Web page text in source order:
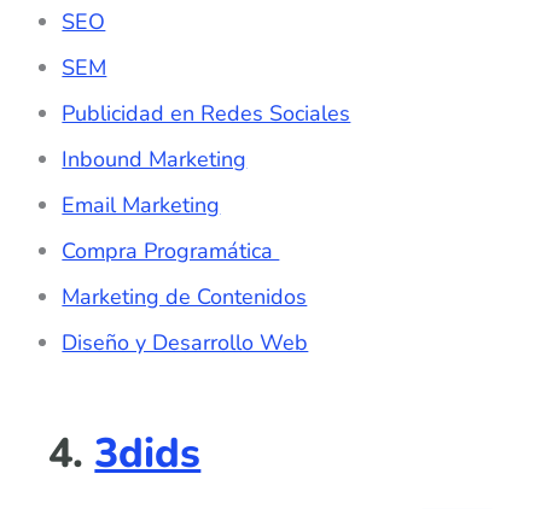
SEO
SEM
Publicidad en Redes Sociales
Inbound Marketing
Email Marketing
Compra Programática
Marketing de Contenidos
Diseño y Desarrollo Web
4. 3dids